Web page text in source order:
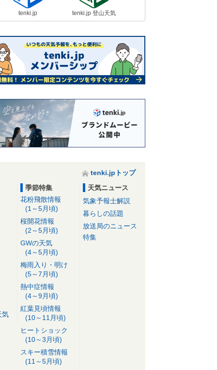
tenki.jp tenki.jp 登山天気
tenki.jpトップ
気
季節特集
花粉飛散情報
(1～5月頃)
桜開花情報
(2～5月頃)
GWの天気
(4～5月頃)
梅雨入り・明け
(5～7月頃)
熱中症情報
(4～9月頃)
紅葉見頃情報
(10～11月頃)
ヒートショック
(10～3月頃)
スキー積雪情報
(11～5月頃)
天気ニュース
気象予報士解説
暮らしの話題
放送局のニュース
特集